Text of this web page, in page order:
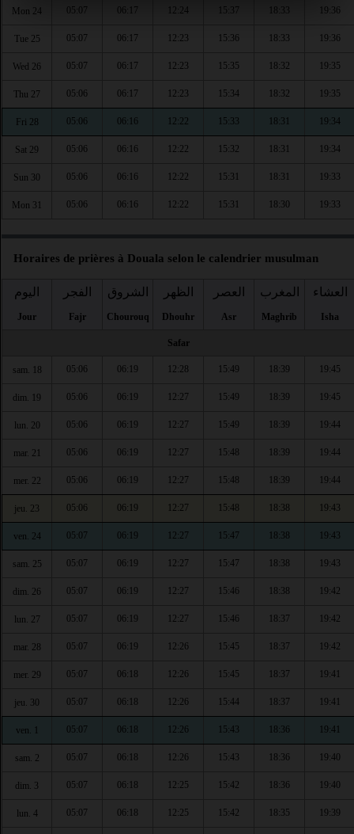
Mon 24 05:07 06:17 12:24 15:37 18:33 19:36
Tue 25 05:07 06:17 12:23 15:36 18:33 19:36
Wed 26 05:07 06:17 12:23 15:35 18:32 19:35
Thu 27 05:06 06:17 12:23 15:34 18:32 19:35
Fri 28 05:06 06:16 12:22 15:33 18:31 19:34
Sat 29 05:06 06:16 12:22 15:32 18:31 19:34
Sun 30 05:06 06:16 12:22 15:31 18:31 19:33
Mon 31 05:06 06:16 12:22 15:31 18:30 19:33
Horaires de prières à Douala selon le calendrier musulman
اليوم
Jour
الفجر
Fajr
الشروق
Chourouq
الظهر
Dhouhr
العصر
Asr
المغرب
Maghrib
العشاء
Isha
Safar
sam. 18 05:06 06:19 12:28 15:49 18:39 19:45
dim. 19 05:06 06:19 12:27 15:49 18:39 19:45
lun. 20 05:06 06:19 12:27 15:49 18:39 19:44
mar. 21 05:06 06:19 12:27 15:48 18:39 19:44
mer. 22 05:06 06:19 12:27 15:48 18:39 19:44
jeu. 23 05:06 06:19 12:27 15:48 18:38 19:43
ven. 24 05:07 06:19 12:27 15:47 18:38 19:43
sam. 25 05:07 06:19 12:27 15:47 18:38 19:43
dim. 26 05:07 06:19 12:27 15:46 18:38 19:42
lun. 27 05:07 06:19 12:27 15:46 18:37 19:42
mar. 28 05:07 06:19 12:26 15:45 18:37 19:42
mer. 29 05:07 06:18 12:26 15:45 18:37 19:41
jeu. 30 05:07 06:18 12:26 15:44 18:37 19:41
ven. 1 05:07 06:18 12:26 15:43 18:36 19:41
sam. 2 05:07 06:18 12:26 15:43 18:36 19:40
dim. 3 05:07 06:18 12:25 15:42 18:36 19:40
lun. 4 05:07 06:18 12:25 15:42 18:35 19:39